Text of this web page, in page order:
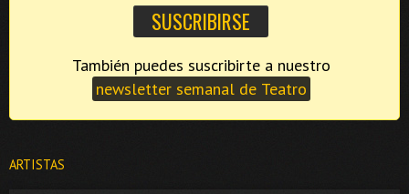
newsletter semanal de Teatro
ARTISTAS